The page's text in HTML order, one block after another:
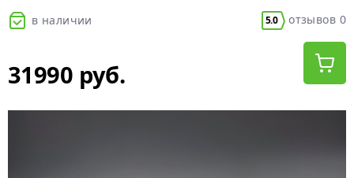
в наличии 5.0 отзывов 0
31990 руб.